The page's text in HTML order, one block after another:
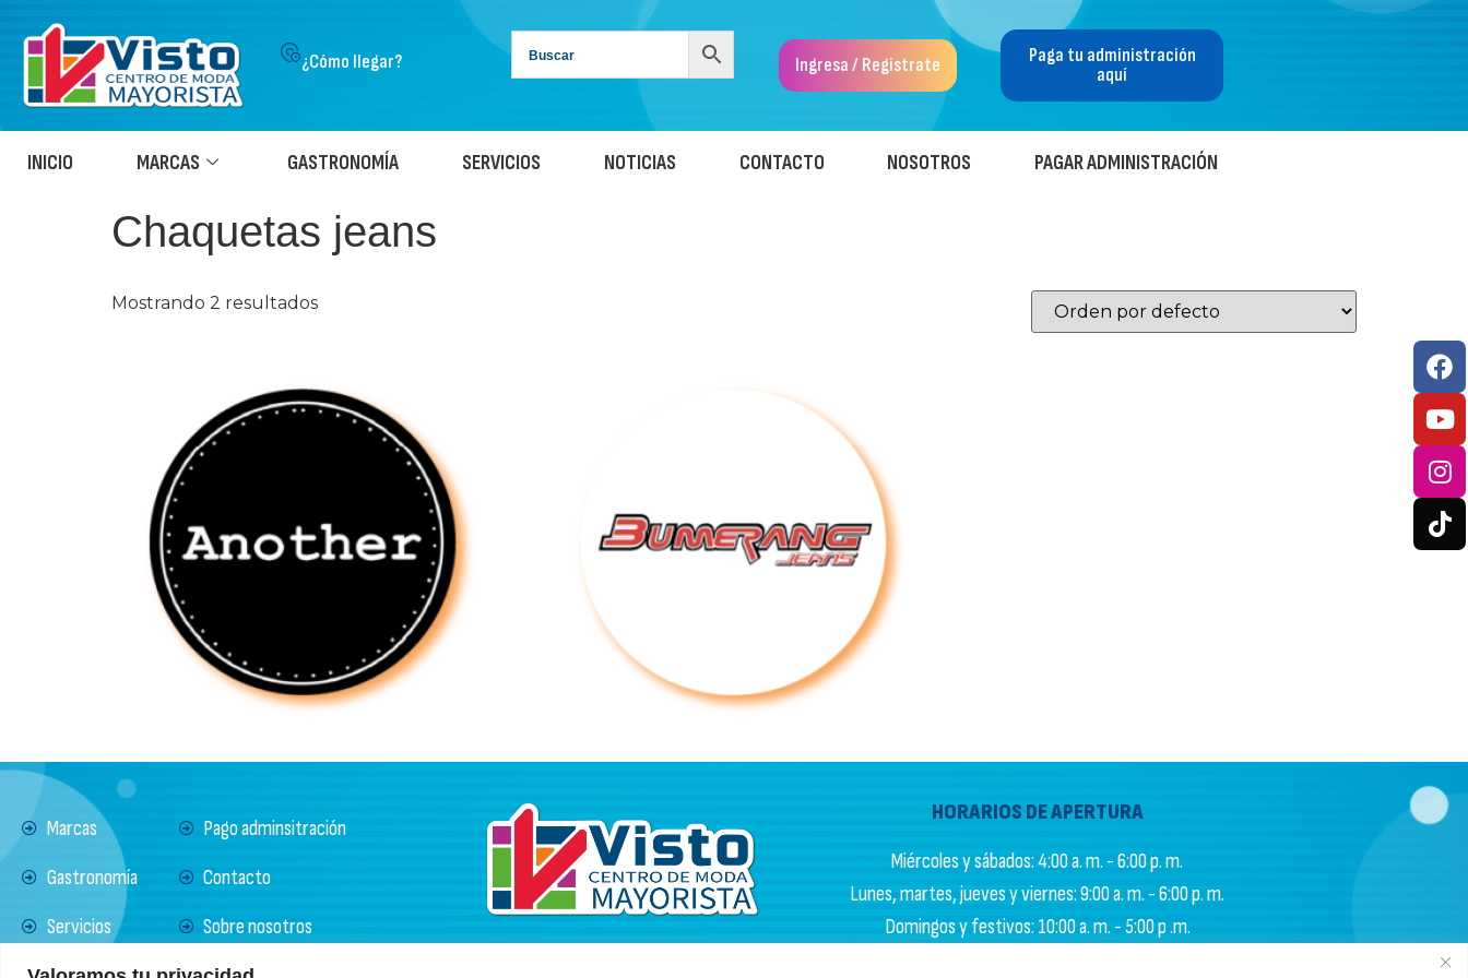
¿Cómo llegar? Ingresa / Registrate
Paga tu administración
aquí
INICIO MARCAS GASTRONOMÍA SERVICIOS NOTICIAS CONTACTO NOSOTROS PAGAR ADMINISTRACIÓN
Chaquetas jeans
Mostrando 2 resultados
Marcas
Gastronomía
Servicios
Pago adminsitración
Contacto
Sobre nosotros
HORARIOS DE APERTURA
Miércoles y sábados: 4:00 a. m. - 6:00 p. m.
Lunes, martes, jueves y viernes: 9:00 a. m. - 6:00 p. m.
Domingos y festivos: 10:00 a. m. - 5:00 p .m.